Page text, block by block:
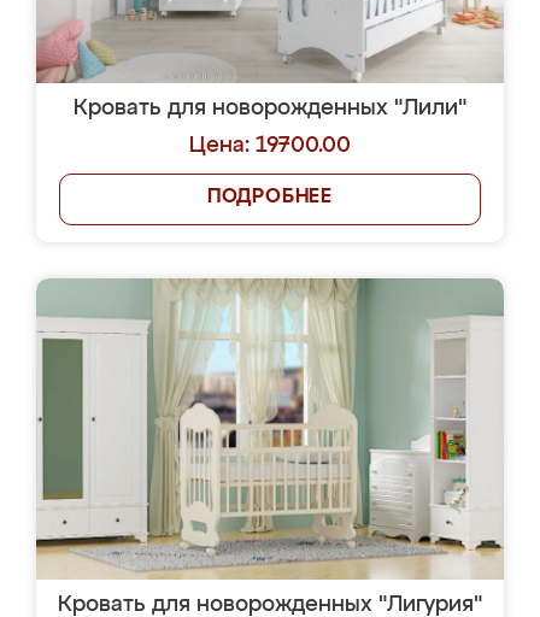
Кровать для новорожденных "Лили"
Цена: 19700.00
ПОДРОБНЕЕ
Кровать для новорожденных "Лигурия"